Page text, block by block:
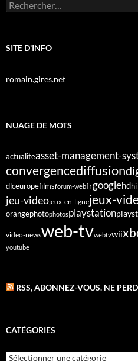
Rechercher :
SITE D'INFO
romain.gires.net
NUAGE DE MOTS
actualiteasset-management-
convergencediffusion
dlceuropefilmsforum-webfrgooglehd
jeu-videojeux-en-lignejeux-
orangephotophotosplaystation
video-newsweb-tvwebtvwii
youtube
RSS, ABONNEZ-VOUS. NE
CATÉGORIES
Catégories